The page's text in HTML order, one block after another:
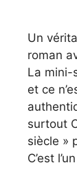
Un
roman
La mini-
et ce
surtout
siècle »
C’est